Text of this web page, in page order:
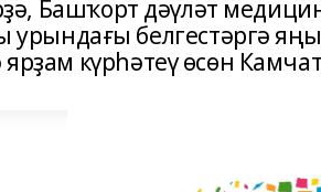
Башҡорт дәүләт
урындағы белгестәргә
күрһәтеү өсөн